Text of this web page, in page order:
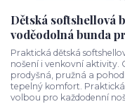
Dětská softshellová
voděodolná bunda
Praktická dětská
nošení i venkovní aktivity.
prodyšná, pružná a
tepelný komfort.
volbou pro každodenní